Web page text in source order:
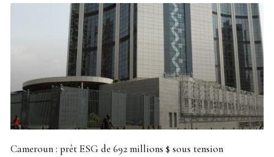
Cameroun : prêt ESG de 692 millions $ sous tension